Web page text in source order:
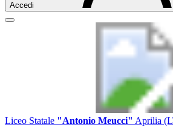
Accedi
Liceo Statale "Antonio Meucci" Aprilia